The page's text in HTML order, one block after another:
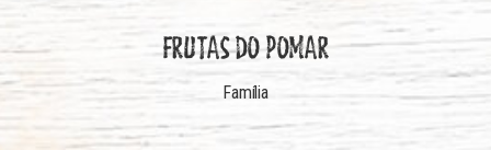
FRUTAS DO POMAR
Família